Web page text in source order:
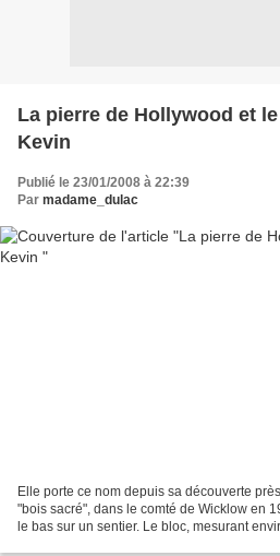
La pierre de Hollywood et
Kevin
Publié le 23/01/2008 à 22:39
Par madame_dulac
Elle porte ce nom depuis sa découverte
"bois sacré", dans le comté de Wicklow en
le bas sur un sentier. Le bloc, mesurant